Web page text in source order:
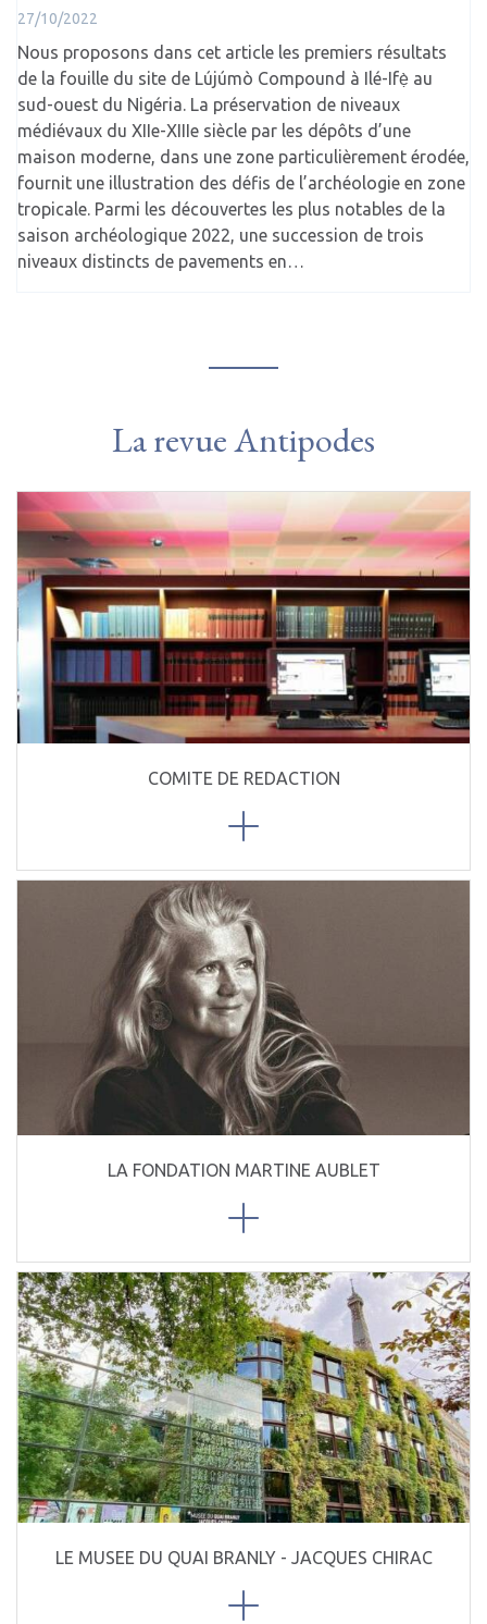
27/10/2022
Nous proposons dans cet article les premiers résultats
de la fouille du site de Lújúmò Compound à Ilé-Ifẹ̀ au
sud-ouest du Nigéria. La préservation de niveaux
médiévaux du XIIe-XIIIe siècle par les dépôts d’une
maison moderne, dans une zone particulièrement érodée,
fournit une illustration des défis de l’archéologie en zone
tropicale. Parmi les découvertes les plus notables de la
saison archéologique 2022, une succession de trois
niveaux distincts de pavements en…
La revue Antipodes
COMITE DE REDACTION
LA FONDATION MARTINE AUBLET
LE MUSEE DU QUAI BRANLY - JACQUES CHIRAC